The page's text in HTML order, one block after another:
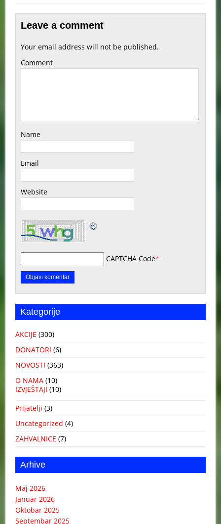
Leave a comment
Your email address will not be published.
Comment
Name
Email
Website
CAPTCHA Code*
Kategorije
AKCIJE (300)
DONATORI (6)
NOVOSTI (363)
O NAMA (10)
IZVJEŠTAJI (10)
Prijatelji (3)
Uncategorized (4)
ZAHVALNICE (7)
Arhive
Maj 2026
Januar 2026
Oktobar 2025
Septembar 2025